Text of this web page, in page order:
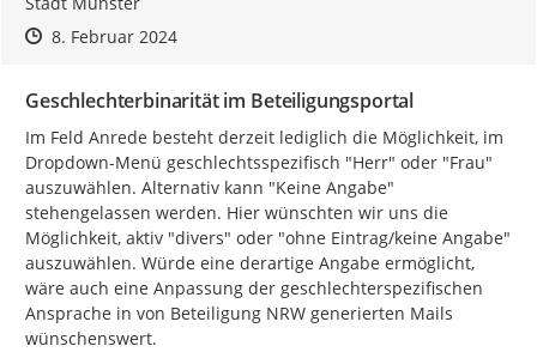
Zeitpunkt des Erstellens
Zeitpunkt des Erstellens
8. Februar 2024Zur Äußerung
Geschlechterbinarität im Beteiligungsportal
Im Feld Anrede besteht derzeit lediglich die Möglichkeit, im
Dropdown-Menü geschlechtsspezifisch "Herr" oder "Frau"
auszuwählen. Alternativ kann "Keine Angabe"
stehengelassen werden. Hier wünschten wir uns die
Möglichkeit, aktiv "divers" oder "ohne Eintrag/keine Angabe"
auszuwählen. Würde eine derartige Angabe ermöglicht,
wäre auch eine Anpassung der geschlechterspezifischen
Ansprache in von Beteiligung NRW generierten Mails
wünschenswert.